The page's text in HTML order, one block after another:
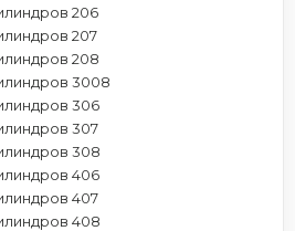
206
207
208
3008
306
307
308
406
407
408